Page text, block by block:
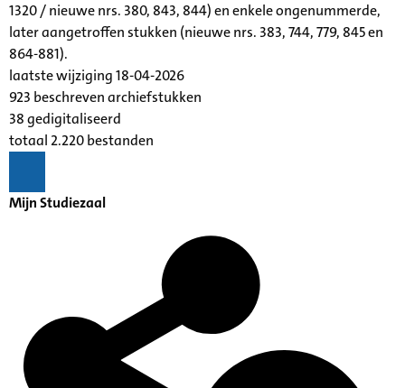
1320 / nieuwe nrs. 380, 843, 844) en enkele ongenummerde,
later aangetroffen stukken (nieuwe nrs. 383, 744, 779, 845 en
864-881).
laatste wijziging 18-04-2026
923 beschreven archiefstukken
38 gedigitaliseerd
totaal 2.220 bestanden
Mijn Studiezaal